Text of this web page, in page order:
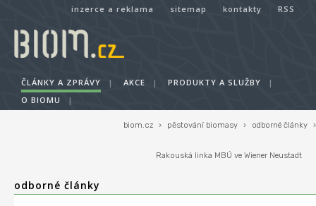
inzerce a reklama sitemap kontakty RSS
ČLÁNKY A ZPRÁVY | AKCE | PRODUKTY A SLUŽBY
|
O BIOMU
|
biom.cz › pěstování biomasy › odborné články ›
Rakouská linka MBÚ ve Wiener Neustadt
odborné články